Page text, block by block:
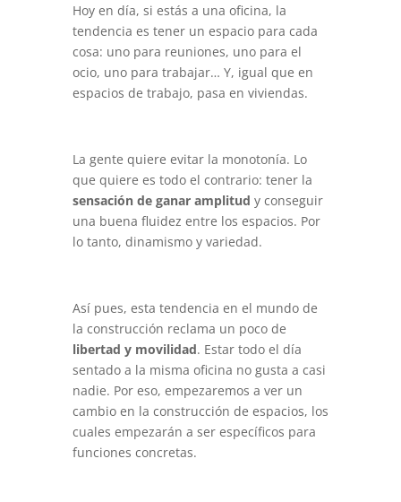
Hoy en día, si estás a una oficina, la
tendencia es tener un espacio para cada
cosa: uno para reuniones, uno para el
ocio, uno para trabajar… Y, igual que en
espacios de trabajo, pasa en viviendas.
La gente quiere evitar la monotonía. Lo
que quiere es todo el contrario: tener la
sensación de ganar amplitud y conseguir
una buena fluidez entre los espacios. Por
lo tanto, dinamismo y variedad.
Así pues, esta tendencia en el mundo de
la construcción reclama un poco de
libertad y movilidad. Estar todo el día
sentado a la misma oficina no gusta a casi
nadie. Por eso, empezaremos a ver un
cambio en la construcción de espacios, los
cuales empezarán a ser específicos para
funciones concretas.